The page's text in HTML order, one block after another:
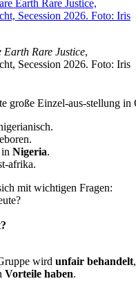
Earth Rare Justice,
Secession 2026. Foto: Iris
große Einzel-aus-stellung in
Nigeria.
afrika.
mit wichtigen Fragen:
wird unfair behandelt,
Vorteile haben.